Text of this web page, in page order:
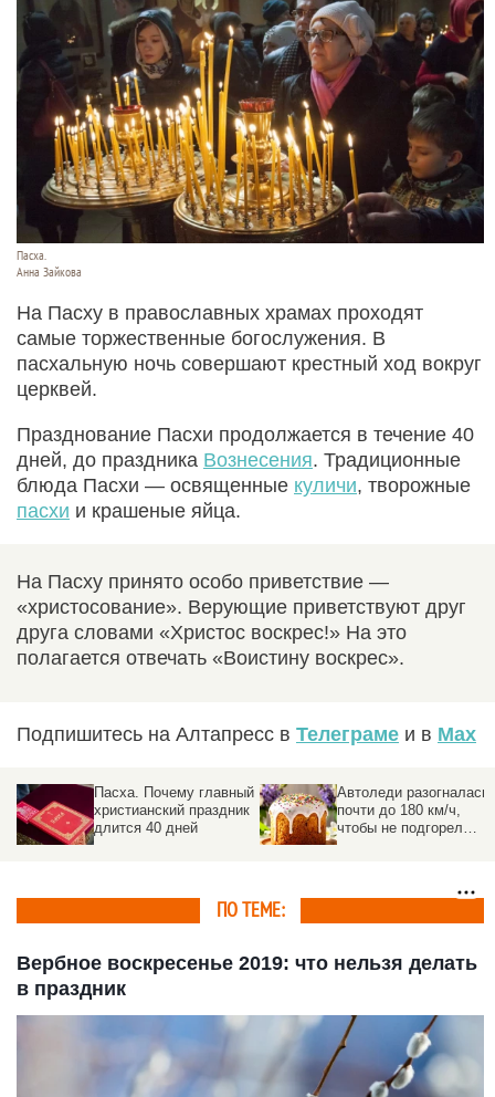
Пасха.
Анна Зайкова
На Пасху в православных храмах проходят
самые торжественные богослужения. В
пасхальную ночь совершают крестный ход вокруг
церквей.
Празднование Пасхи продолжается в течение 40
дней, до праздника Вознесения. Традиционные
блюда Пасхи — освященные куличи, творожные
пасхи и крашеные яйца.
На Пасху принято особо приветствие —
«христосование». Верующие приветствуют друг
друга словами «Христос воскрес!» На это
полагается отвечать «Воистину воскрес».
Подпишитесь на Алтапресс в Телеграме и в Max
Пасха. Почему главный
христианский праздник
длится 40 дней
Автоледи разогналась
почти до 180 км/ч,
чтобы не подгорел
ПО ТЕМЕ:
Вербное воскресенье 2019: что нельзя делать
в праздник